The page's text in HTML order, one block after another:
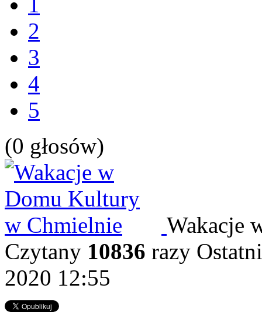
2
3
4
5
(0 głosów)
Wakacje
Czytany 10836 razy
2020 12:55